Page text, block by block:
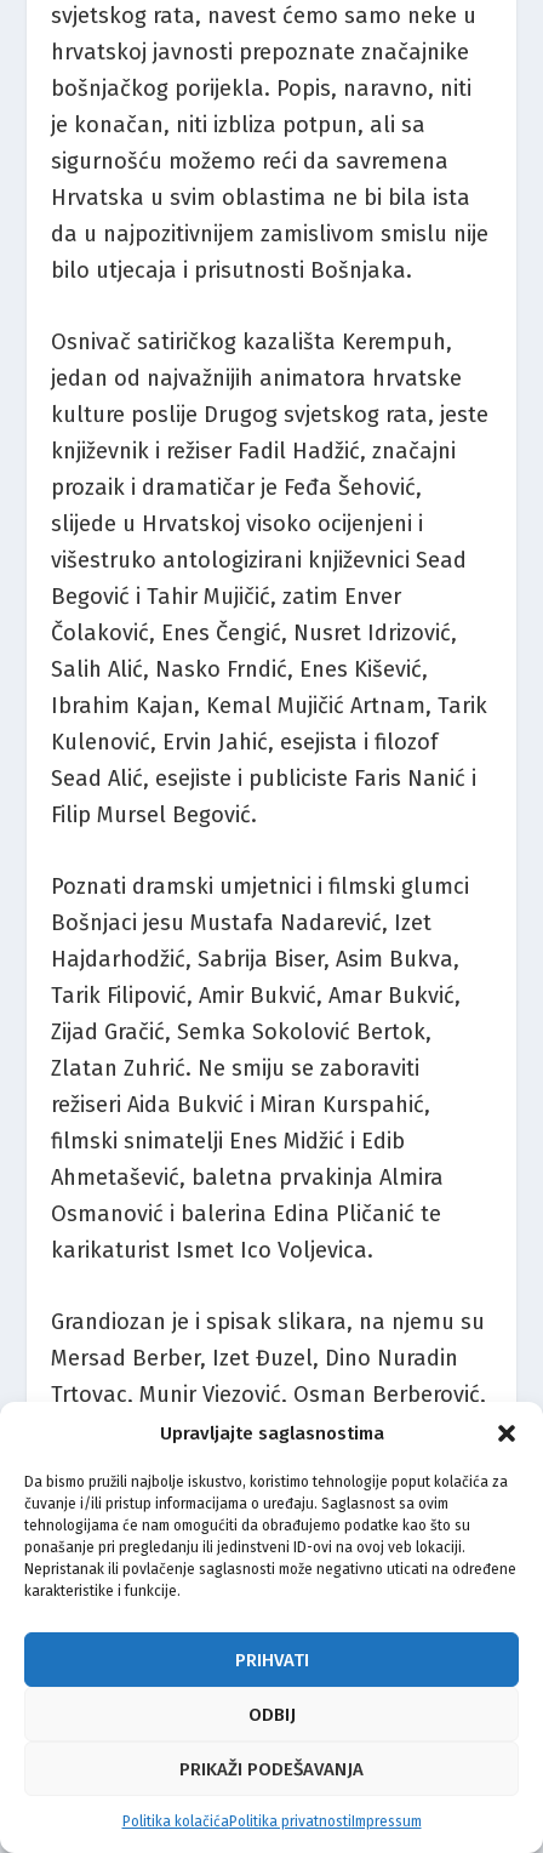
Upravljajte saglasnostima
Da bismo pružili najbolje iskustvo, koristimo tehnologije poput kolačića za
čuvanje i/ili pristup informacijama o uređaju. Saglasnost sa ovim
tehnologijama će nam omogućiti da obrađujemo podatke kao što su
ponašanje pri pregledanju ili jedinstveni ID-ovi na ovoj veb lokaciji.
Nepristanak ili povlačenje saglasnosti može negativno uticati na određene
karakteristike i funkcije.
PRIHVATI
ODBIJ
PRIKAŽI PODEŠAVANJA
Politika kolačićaPolitika privatnosti Impressum
svjetskog rata, navest ćemo samo neke u
hrvatskoj javnosti prepoznate značajnike
bošnjačkog porijekla. Popis, naravno, niti
je konačan, niti izbliza potpun, ali sa
sigurnošću možemo reći da savremena
Hrvatska u svim oblastima ne bi bila ista
da u najpozitivnijem zamislivom smislu nije
bilo utjecaja i prisutnosti Bošnjaka.
Osnivač satiričkog kazališta Kerempuh,
jedan od najvažnijih animatora hrvatske
kulture poslije Drugog svjetskog rata, jeste
književnik i režiser Fadil Hadžić, značajni
prozaik i dramatičar je Feđa Šehović,
slijede u Hrvatskoj visoko ocijenjeni i
višestruko antologizirani književnici Sead
Begović i Tahir Mujičić, zatim Enver
Čolaković, Enes Čengić, Nusret Idrizović,
Salih Alić, Nasko Frndić, Enes Kišević,
Ibrahim Kajan, Kemal Mujičić Artnam, Tarik
Kulenović, Ervin Jahić, esejista i filozof
Sead Alić, esejiste i publiciste Faris Nanić i
Filip Mursel Begović.
Poznati dramski umjetnici i filmski glumci
Bošnjaci jesu Mustafa Nadarević, Izet
Hajdarhodžić, Sabrija Biser, Asim Bukva,
Tarik Filipović, Amir Bukvić, Amar Bukvić,
Zijad Gračić, Semka Sokolović Bertok,
Zlatan Zuhrić. Ne smiju se zaboraviti
režiseri Aida Bukvić i Miran Kurspahić,
filmski snimatelji Enes Midžić i Edib
Ahmetašević, baletna prvakinja Almira
Osmanović i balerina Edina Pličanić te
karikaturist Ismet Ico Voljevica.
Grandiozan je i spisak slikara, na njemu su
Mersad Berber, Izet Đuzel, Dino Nuradin
Trtovac, Munir Vjezović, Osman Berberović,
Fadil Vejzović, Hamo Ibrulj, Hamo Čavrk,
Zlatan Vehabović. Čuveni glazbeni
umjetnici jesu braća Đelo i Ibrica Jusić,
Husein Hasanefendić Hus, Ismet Kurtović,
Ahmetašević, Edin Osmić, odnosno Edo
Maajka, zatim muzikologinja Seadeta
Midžić. Osnivač dubrovačkog folklornog
ansambla Linđo je Sulejman Muratović, a
hrvatske zabavne glazbe je Namik Tarabić.